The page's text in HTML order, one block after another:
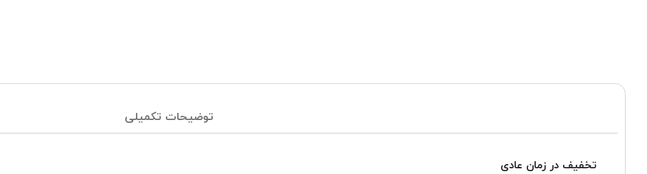
توضیحات تکمیلی
تخفیف در زمان عادی